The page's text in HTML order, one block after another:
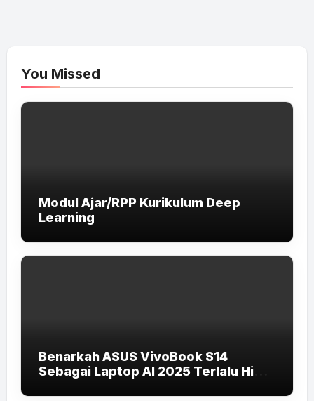
You Missed
Modul Ajar/RPP Kurikulum Deep
Learning
Benarkah ASUS VivoBook S14
Sebagai Laptop AI 2025 Terlalu High-